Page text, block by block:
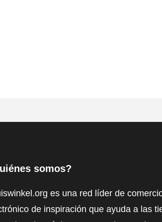
somos?
es una red líder de
de inspiración que ayuda a las